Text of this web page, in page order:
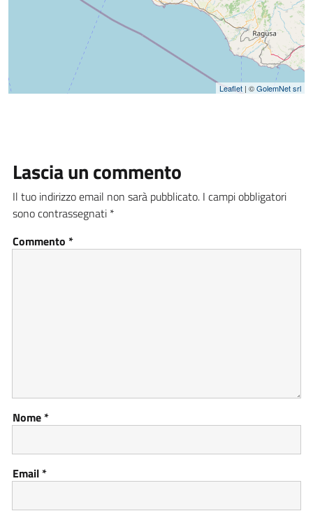
Leaflet | ©GolemNet srl
Lascia un commento
Il tuo indirizzo email non sarà pubblicato. I campi obbligatori
sono contrassegnati *
Commento *
Nome*
Email*